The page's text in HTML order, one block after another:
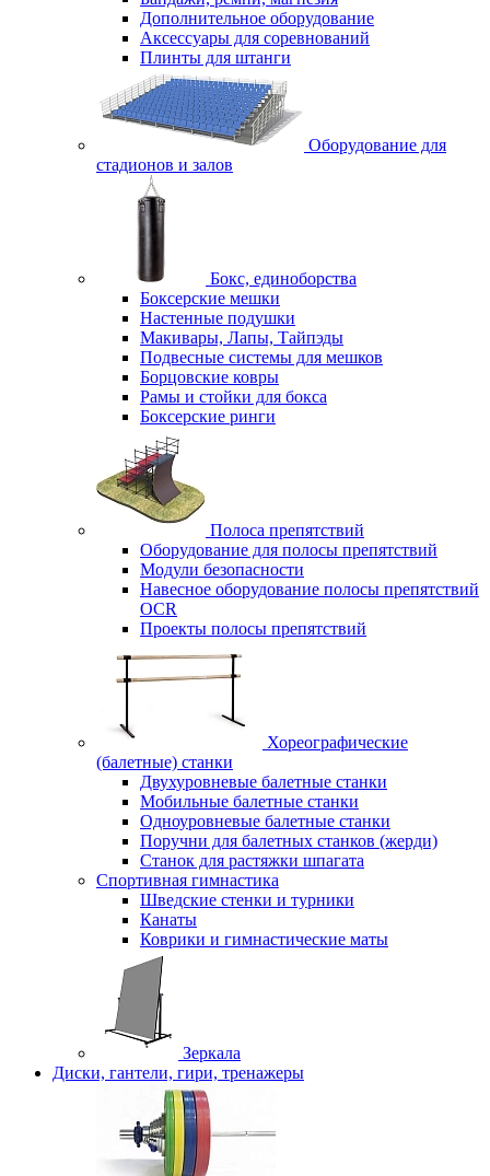
Дополнительное оборудование
Аксессуары для соревнований
Плинты для штанги
Оборудование для
стадионов и залов
Бокс, единоборства
Боксерские мешки
Настенные подушки
Макивары, Лапы, Тайпэды
Подвесные системы для мешков
Борцовские ковры
Рамы и стойки для бокса
Боксерские ринги
Полоса препятствий
Оборудование для полосы препятствий
Модули безопасности
Навесное оборудование полосы препятствий
OCR
Проекты полосы препятствий
Хореографические
(балетные) станки
Двухуровневые балетные станки
Мобильные балетные станки
Одноуровневые балетные станки
Поручни для балетных станков (жерди)
Станок для растяжки шпагата
Спортивная гимнастика
Шведские стенки и турники
Канаты
Коврики и гимнастические маты
Зеркала
Диски, гантели, гири, тренажеры